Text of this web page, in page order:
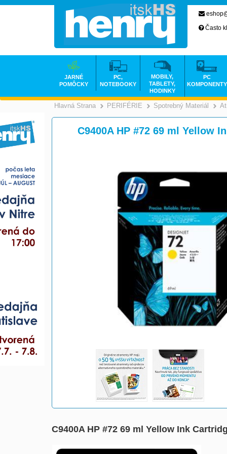
Hlavná Strana >
PERIFÉRIE >
Spotrebný Materiál
C9400A HP #72 69 ml Yellow
C9400A HP #72 69 ml Yellow Ink
Často
JARNÉ
POMÔCKY
PC,
NOTEBOOKY
MOBILY,
TABLETY,
HODINKY
PC
KOMPONENTY